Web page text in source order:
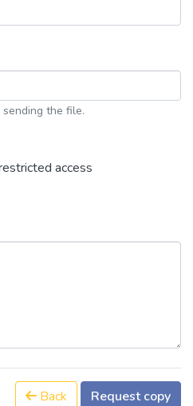
the file.
access
Back Request copy